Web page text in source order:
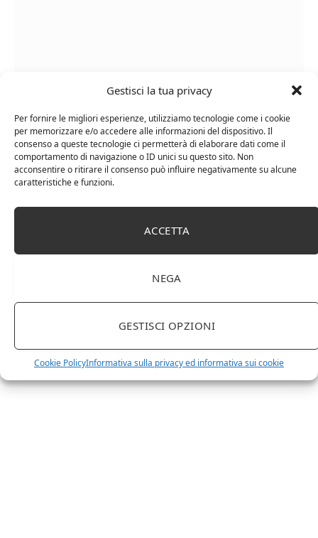
Gestisci la tua privacy
Per fornire le migliori esperienze, utilizziamo tecnologie come i cookie
per memorizzare e/o accedere alle informazioni del dispositivo. Il
consenso a queste tecnologie ci permetterà di elaborare dati come il
comportamento di navigazione o ID unici su questo sito. Non
acconsentire o ritirare il consenso può influire negativamente su alcune
caratteristiche e funzioni.
ACCETTA
NEGA
GESTISCI OPZIONI
Cookie PolicyInformativa sulla privacy ed informativa sui cookie
Le Casematte – Faro (box 6 x 0,75l) Mr. Vino Rosso
PUBBLICITÀ
Ti occupi della produzione e vendita di vini, spumanti,
Hai un negozio specializzato nella vendita di questi
Sei interessato a comparire in queste pagine?
sarai ricontattato al più presto.